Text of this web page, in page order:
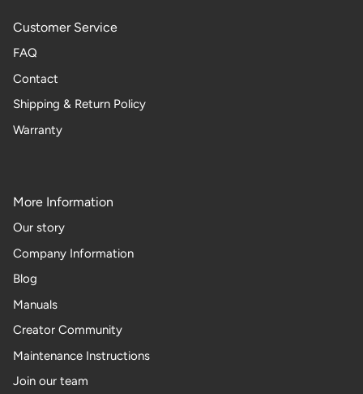
Customer Service
FAQ
Contact
Shipping & Return Policy
Warranty
More Information
Our story
Company Information
Blog
Manuals
Creator Community
Maintenance Instructions
Join our team